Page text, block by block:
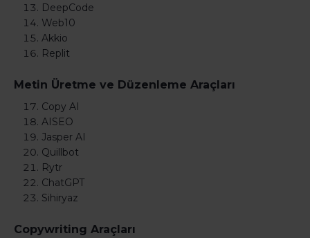
DeepCode
Web10
Akkio
Replit
Metin Üretme ve Düzenleme Araçları
Copy AI
AISEO
Jasper AI
Quillbot
Rytr
ChatGPT
Sihiryaz
Copywriting Araçları